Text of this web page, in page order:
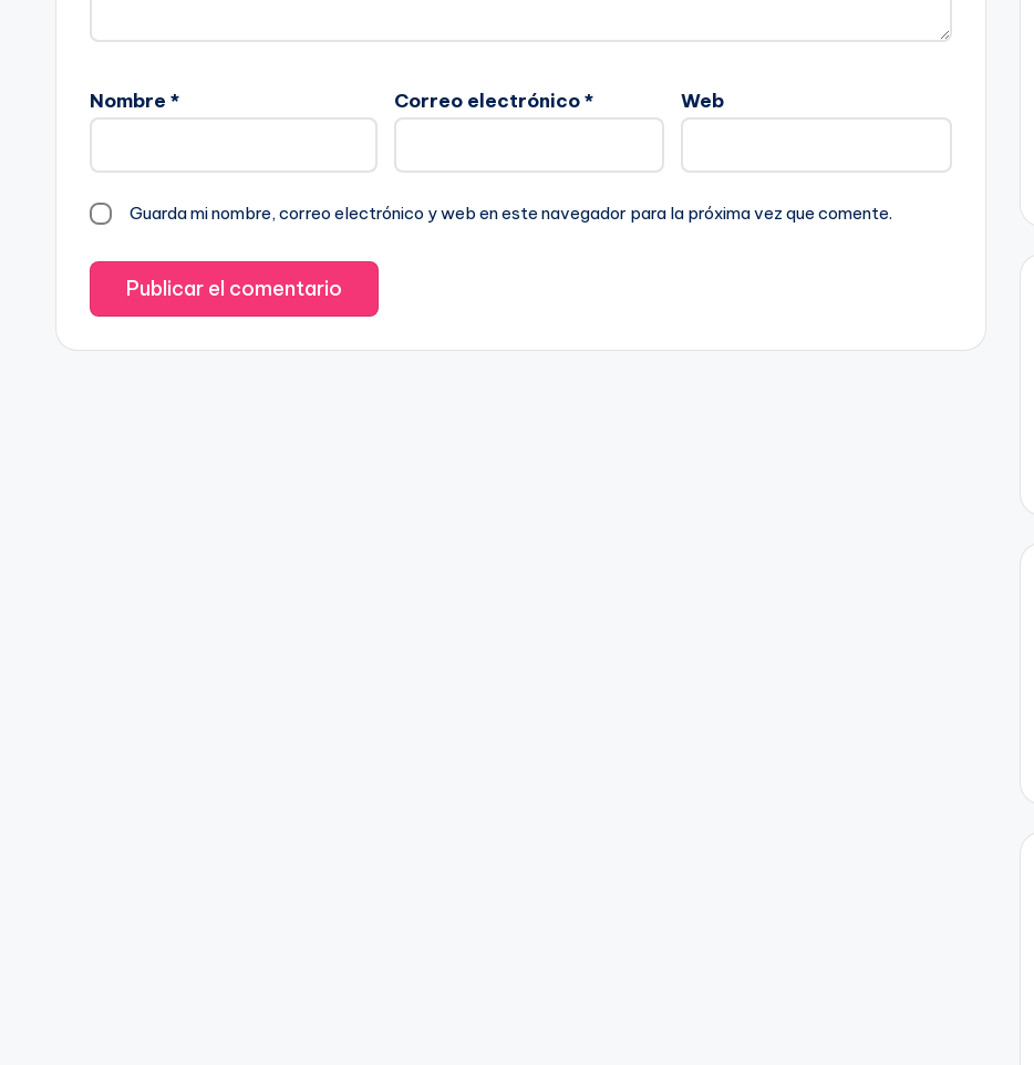
Nombre * Correo electrónico* Web
Guarda mi nombre, correo electrónico y web en este navegador para la próxima vez que comente.